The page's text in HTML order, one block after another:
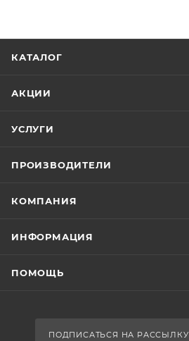
КАТАЛОГ
АКЦИИ
УСЛУГИ
ПРОИЗВОДИТЕЛИ
КОМПАНИЯ
ИНФОРМАЦИЯ
ПОМОЩЬ
ПОДПИСАТЬСЯ НА РАССЫЛКУ